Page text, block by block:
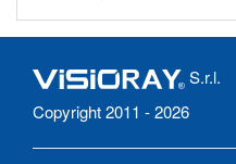
S.r.l.
Copyright 2011 - 2026